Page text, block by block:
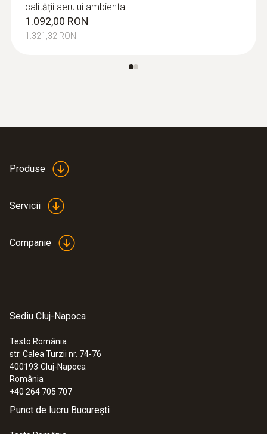
determinarea iluminării în conformitate cu
curba V-lambda (potrivit pentru toate sursele
2.133,00 RON
calității aerului ambiental
1.092,00 RON
1.321,32 RON
Produse
Servicii
Companie
Sediu Cluj-Napoca
Testo România
str. Calea Turzii nr. 74-76
400193 Cluj-Napoca
România
+40 264 705 707
Punct de lucru București